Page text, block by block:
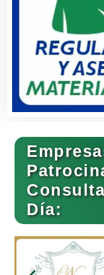
Centros de
Centros
Centros
Cibercafés
Clínicas de
Día: